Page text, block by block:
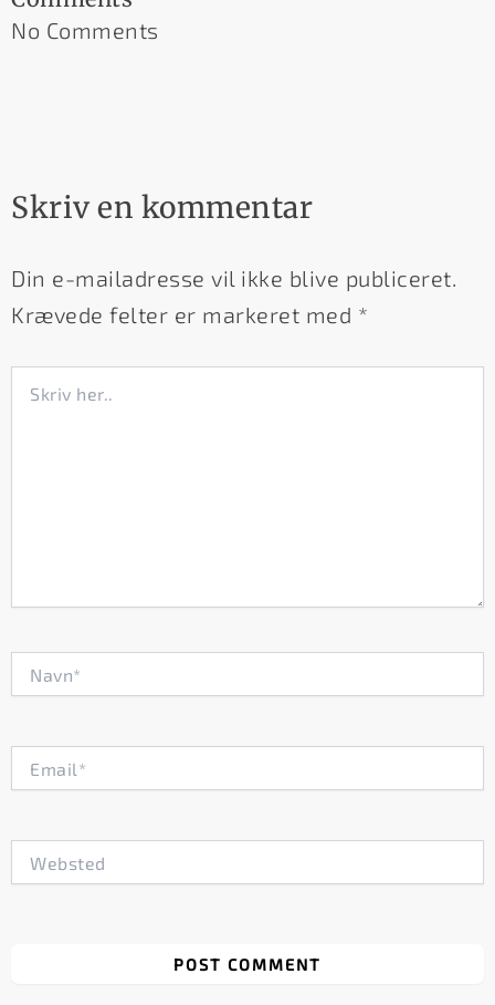
No Comments
Skriv en kommentar
Din e-mailadresse vil ikke blive publiceret.
Krævede felter er markeret med *
her..